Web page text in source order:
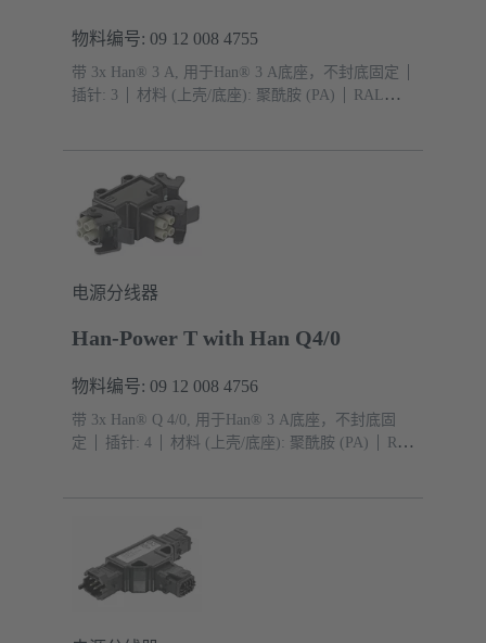
物料编号: 09 12 008 4755
带 3x Han® 3 A, 用于Han® 3 A底座，不封底固定
插针: 3
材料 (上壳/底座): 聚酰胺 (PA)
RAL
电源分线器
Han-Power T with Han Q4/0
物料编号: 09 12 008 4756
带 3x Han® Q 4/0, 用于Han® 3 A底座，不封底固
定
插针: 4 材料 (上壳/底座): 聚酰胺 (PA)
RAL